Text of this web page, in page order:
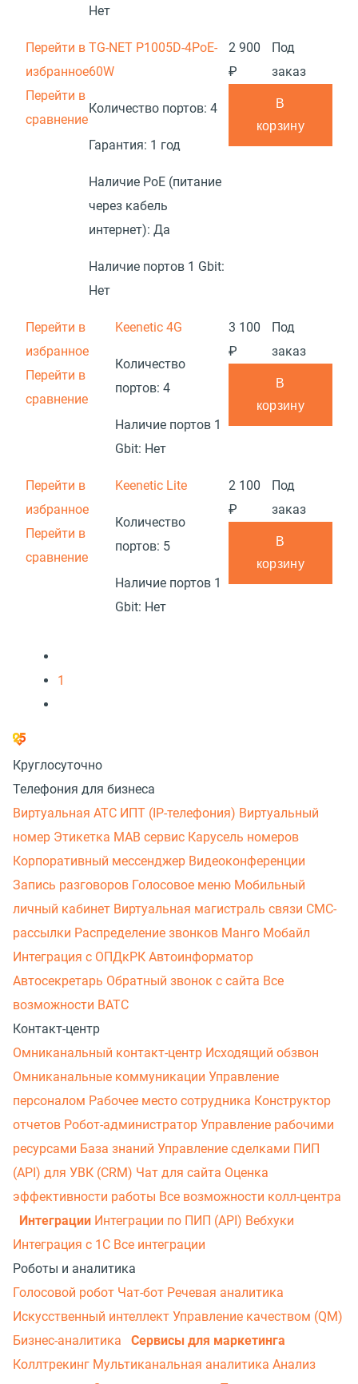
Нет
Перейти в
избранное
Перейти в
сравнение
TG-NET P1005D-4PoE-
60W
Количество портов: 4
Гарантия: 1 год
Наличие PoE (питание
через кабель
интернет): Да
Наличие портов 1 Gbit:
Нет
2 900
₽
Под
заказ
В
корзину
Перейти в
избранное
Перейти в
сравнение
Keenetic 4G
Количество
портов: 4
Наличие портов 1
Gbit: Нет
3 100
₽
Под
заказ
В
корзину
Перейти в
избранное
Перейти в
сравнение
Keenetic Lite
Количество
портов: 5
Наличие портов 1
Gbit: Нет
2 100
₽
Под
заказ
В
корзину
1
Круглосуточно
Телефония для бизнеса
Виртуальная АТС ИПТ (IP-телефония) Виртуальный
номер Этикетка МАВ сервис Карусель номеров
Корпоративный мессенджер Видеоконференции
Запись разговоров Голосовое меню Мобильный
личный кабинет Виртуальная магистраль связи СМС-
рассылки Распределение звонков Манго Мобайл
Интеграция с ОПДкРК Автоинформатор
Автосекретарь Обратный звонок с сайта Все
возможности ВАТС
Контакт-центр
Омниканальный контакт-центр Исходящий обзвон
Омниканальные коммуникации Управление
персоналом Рабочее место сотрудника Конструктор
отчетов Робот-администратор Управление рабочими
ресурсами База знаний Управление сделками ПИП
(API) для УВК (CRM) Чат для сайта Оценка
эффективности работы Все возможности колл-центра
Интеграции Интеграции по ПИП (API) Вебхуки
Интеграция с 1С Все интеграции
Роботы и аналитика
Голосовой робот Чат-бот Речевая аналитика
Искусственный интеллект Управление качеством (QM)
Бизнес-аналитика
Сервисы для маркетинга
Коллтрекинг Мультиканальная аналитика Анализ